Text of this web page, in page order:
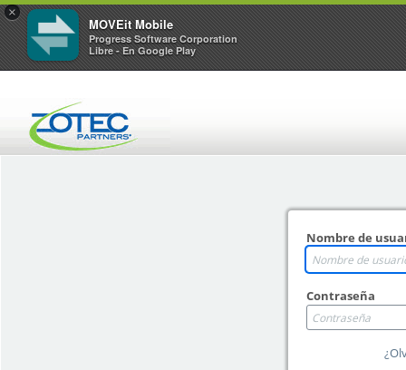
×
MOVEit Mobile
Progress Software Corporation
Libre - En Google Play
Nombre de
Contraseña